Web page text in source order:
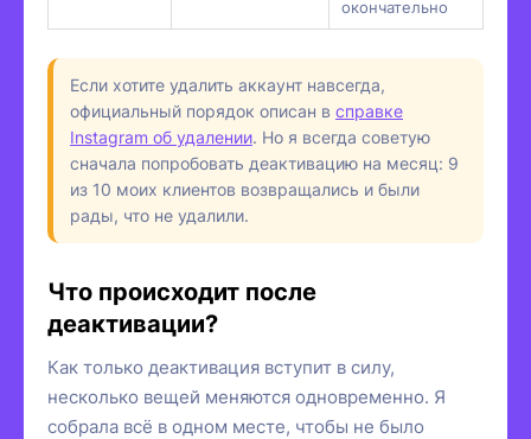
окончательно
Если хотите удалить аккаунт навсегда,
официальный порядок описан в справке
Instagram об удалении. Но я всегда советую
сначала попробовать деактивацию на месяц: 9
из 10 моих клиентов возвращались и были
рады, что не удалили.
Что происходит после
деактивации?
Как только деактивация вступит в силу,
несколько вещей меняются одновременно. Я
собрала всё в одном месте, чтобы не было